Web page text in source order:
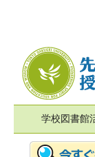
学校図書館